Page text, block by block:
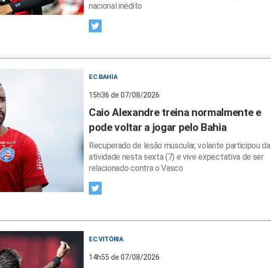
nacional inédito
EC BAHIA
15h36 de 07/08/2026
Caio Alexandre treina normalmente e
pode voltar a jogar pelo Bahia
Recuperado de lesão muscular, volante participou da
atividade nesta sexta (7) e vive expectativa de ser
relacionado contra o Vasco
EC VITÓRIA
14h55 de 07/08/2026